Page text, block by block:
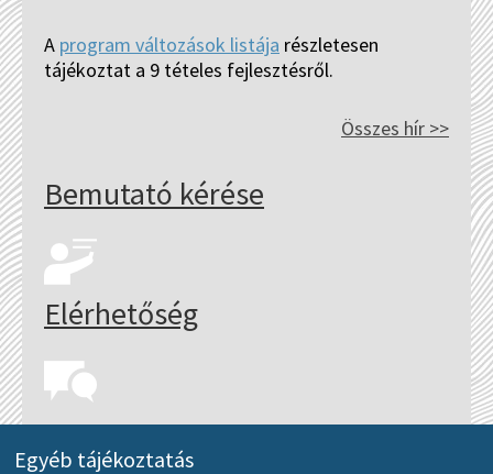
A program változások listája részletesen
tájékoztat a 9 tételes fejlesztésről.
Összes hír >>
Bemutató kérése
Elérhetőség
Egyéb tájékoztatás